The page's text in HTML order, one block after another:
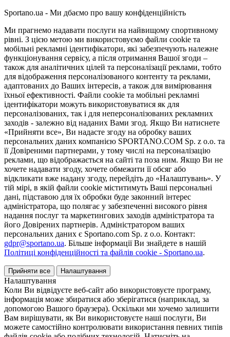
Sportano.ua - Ми дбаємо про вашу конфіденційність
Ми прагнемо надавати послуги на найвищому спортивному
рівні. З цією метою ми використовуємо файли cookie та
мобільні рекламні ідентифікатори, які забезпечують належне
функціонування сервісу, а після отримання Вашої згоди –
також для аналітичних цілей та персоналізації реклами, тобто
для відображення персоналізованого контенту та реклами,
адаптованих до Ваших інтересів, а також для вимірювання
їхньої ефективності. Файли cookie та мобільні рекламні
ідентифікатори можуть використовуватися як для
персоналізованих, так і для неперсоналізованих рекламних
заходів - залежно від наданих Вами згод. Якщо Ви натиснете
«Прийняти все», Ви надасте згоду на обробку ваших
персональних даних компанією SPORTANO.COM Sp. z o.o. та
її Довіреними партнерами, у тому числі на персоналізацію
реклами, що відображається на сайті та поза ним. Якщо Ви не
хочете надавати згоду, хочете обмежити її обсяг або
відкликати вже надану згоду, перейдіть до «Налаштувань». У
тій мірі, в якій файли cookie міститимуть Ваші персональні
дані, підставою для їх обробки буде законний інтерес
адміністратора, що полягає у забезпеченні високого рівня
надання послуг та маркетингових заходів адміністратора та
його Довірених партнерів. Адміністратором ваших
персональних даних є Sportano.com Sp. z o.o. Контакт:
gdpr@sportano.ua. Більше інформації Ви знайдете в нашій
Політиці конфіденційності та файлів cookie - Sportano.ua.
Прийняти все Налаштування
Налаштування
Коли Ви відвідуєте веб-сайт або використовуєте програму,
інформація може збиратися або зберігатися (наприклад, за
допомогою Вашого браузера). Оскільки ми хочемо залишити
Вам вирішувати, як Ви використовуєте наші послуги, Ви
можете самостійно контролювати використання певних типів